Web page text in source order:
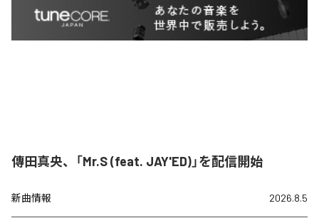
傳田真央、「Mr.S (feat. JAY'ED)」を配信開始
新曲情報 2026.8.5